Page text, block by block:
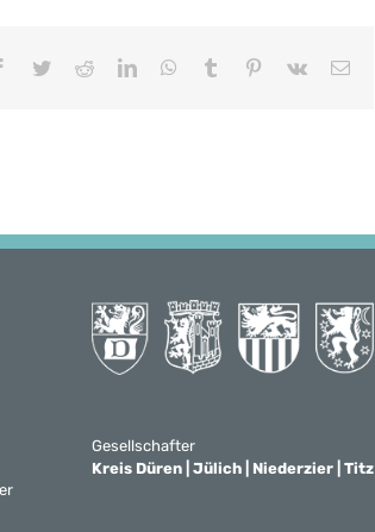
Facebook
TwitterRedditLinkedInWhatsApp
Tumblr Pinterest
Vk
E-
Gesellschafter
Kreis Düren | Jülich | Niederzier | Titz